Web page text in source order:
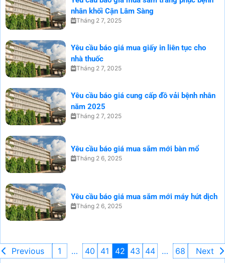
nhân khối Cận Lâm Sàng
Tháng 2 7, 2025
Yêu cầu báo giá mua giấy in liên tục cho
nhà thuốc
Tháng 2 7, 2025
Yêu cầu báo giá cung cấp đồ vải bệnh nhân
năm 2025
Tháng 2 7, 2025
Yêu cầu báo giá mua sắm mới bàn mổ
Tháng 2 6, 2025
Yêu cầu báo giá mua sắm mới máy hút dịch
Tháng 2 6, 2025
Previous 1 … 40 41 42 43 44 … 68 Next